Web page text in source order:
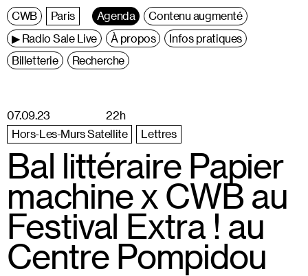
Centre
Wallonie
Bruxelles
Paris Agenda
Contenu augmenté
▶ Radio Sale Live
À propos
Infos pratiques
Billetterie
Recherche
07.09.23
22h
Hors-Les-Murs Satellite
Lettres
Bal littéraire Papier
machine x CWB au
Festival Extra ! au
Centre Pompidou